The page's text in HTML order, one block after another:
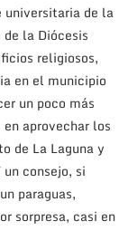
universitaria de la
la Diócesis
religiosos,
en el municipio
un poco más
aprovechar los
de La Laguna y
consejo, si
paraguas,
sorpresa, casi en